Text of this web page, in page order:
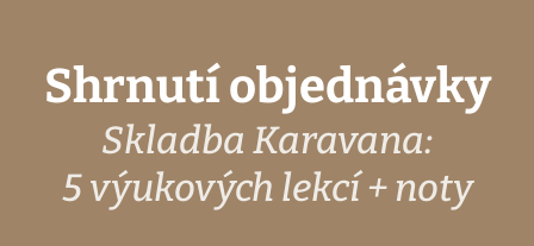
Shrnutí objednávky
Skladba Karavana:
5 výukových lekcí + noty